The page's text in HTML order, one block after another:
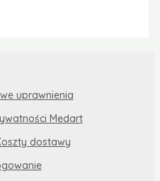
uprawnienia
Medart
dostawy